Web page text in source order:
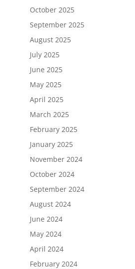
October 2025
September 2025
August 2025
July 2025
June 2025
May 2025
April 2025
March 2025
February 2025
January 2025
November 2024
October 2024
September 2024
August 2024
June 2024
May 2024
April 2024
February 2024